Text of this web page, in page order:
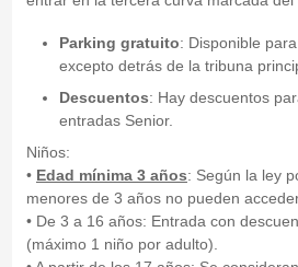
Parking gratuito: Disponible
excepto detrás de la tribuna
Descuentos: Hay descuentos
entradas Senior.
Niños:
• Edad mínima 3 años: Según la ley
menores de 3 años no pueden
• De 3 a 16 años: Entrada con
(máximo 1 niño por adulto).